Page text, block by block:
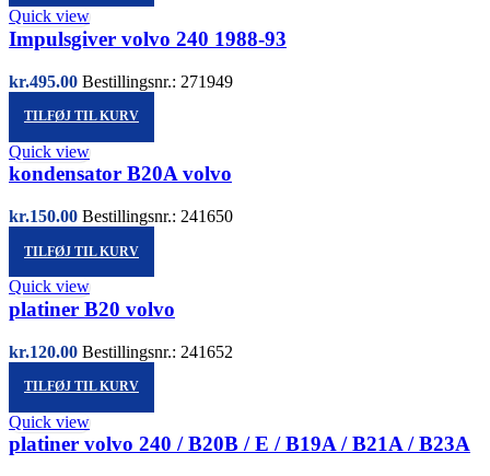
Quick view
Impulsgiver volvo 240 1988-93
kr.495.00 Bestillingsnr.: 271949
TILFØJ TIL KURV
Quick view
kondensator B20A volvo
kr.150.00 Bestillingsnr.: 241650
TILFØJ TIL KURV
Quick view
platiner B20 volvo
kr.120.00 Bestillingsnr.: 241652
TILFØJ TIL KURV
Quick view
platiner volvo 240 / B20B / E / B19A / B21A / B23A